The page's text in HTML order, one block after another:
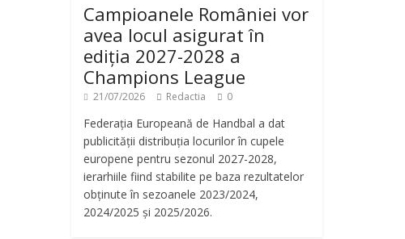
Campioanele României vor
avea locul asigurat în
ediția 2027-2028 a
Champions League
21/07/2026 Redactia 0
Federația Europeană de Handbal a dat
publicității distribuția locurilor în cupele
europene pentru sezonul 2027-2028,
ierarhiile fiind stabilite pe baza rezultatelor
obținute în sezoanele 2023/2024,
2024/2025 și 2025/2026.